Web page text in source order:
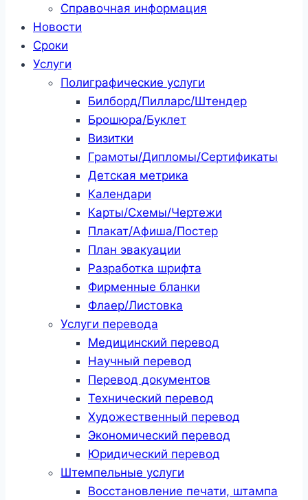
Справочная информация
Новости
Сроки
Услуги
Полиграфические услуги
Билборд/Пилларс/Штендер
Брошюра/Буклет
Визитки
Грамоты/Дипломы/Сертификаты
Детская метрика
Календари
Карты/Схемы/Чертежи
Плакат/Афиша/Постер
План эвакуации
Разработка шрифта
Фирменные бланки
Флаер/Листовка
Услуги перевода
Медицинский перевод
Научный перевод
Перевод документов
Технический перевод
Художественный перевод
Экономический перевод
Юридический перевод
Штемпельные услуги
Восстановление печати, штампа